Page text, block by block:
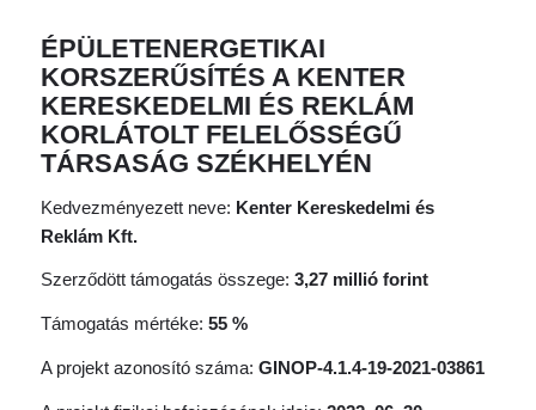
ÉPÜLETENERGETIKAI
KORSZERŰSÍTÉS A KENTER
KERESKEDELMI ÉS REKLÁM
KORLÁTOLT FELELŐSSÉGŰ
TÁRSASÁG SZÉKHELYÉN
Kedvezményezett neve: Kenter Kereskedelmi és
Reklám Kft.
Szerződött támogatás összege: 3,27 millió forint
Támogatás mértéke: 55 %
A projekt azonosító száma: GINOP-4.1.4-19-2021-03861